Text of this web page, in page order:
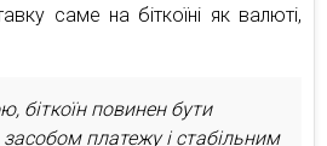
саме на біткоїні як валюті,
біткоїн повинен бути
платежу і стабільним